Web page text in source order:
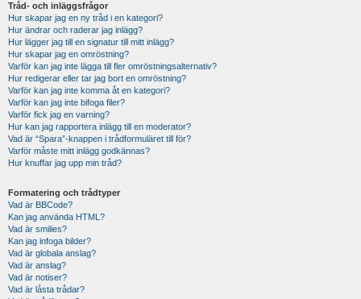
Tråd- och inläggsfrågor
Hur skapar jag en ny tråd i en kategori?
Hur ändrar och raderar jag inlägg?
Hur lägger jag till en signatur till mitt inlägg?
Hur skapar jag en omröstning?
Varför kan jag inte lägga till fler omröstningsalternativ?
Hur redigerar eller tar jag bort en omröstning?
Varför kan jag inte komma åt en kategori?
Varför kan jag inte bifoga filer?
Varför fick jag en varning?
Hur kan jag rapportera inlägg till en moderator?
Vad är “Spara”-knappen i trådformuläret till för?
Varför måste mitt inlägg godkännas?
Hur knuffar jag upp min tråd?
Formatering och trådtyper
Vad är BBCode?
Kan jag använda HTML?
Vad är smilies?
Kan jag infoga bilder?
Vad är globala anslag?
Vad är anslag?
Vad är notiser?
Vad är låsta trådar?